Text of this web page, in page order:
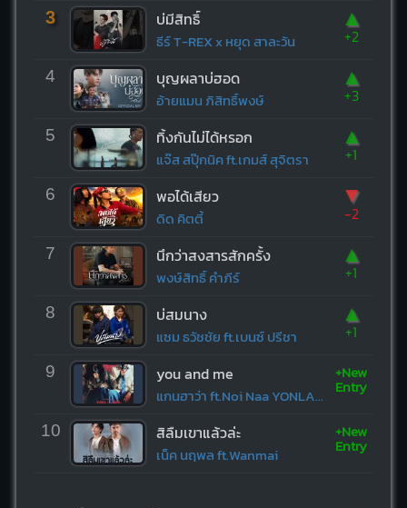
3 บ่มีสิทธิ์
ธีร์ T-REX x หยุด สาละวัน
▲
+2
4 บุญผลาบ่ฮอด
อ้ายแมน ภิสิทธิ์พงษ์
▲
+3
5 ทิ้งกันไม่ได้หรอก
แจ๊ส สปุ๊กนิค ft.เกมส์ สุจิตรา
▲
+1
6 พอได้เสียว
ดิด คิตตี้
▼
-2
7 นึกว่าสงสารสักครั้ง
พงษ์สิทธิ์ คำภีร์
▲
+1
8 บ่สมนาง
แซม ธวัชชัย ft.เบนซ์ ปรีชา
▲
+1
9 you and me
แกนฮาว่า ft.Noi Naa YONLAPA
+New
Entry
10 สิลืมเขาแล้วล่ะ
เน็ค นฤพล ft.Wanmai
+New
Entry